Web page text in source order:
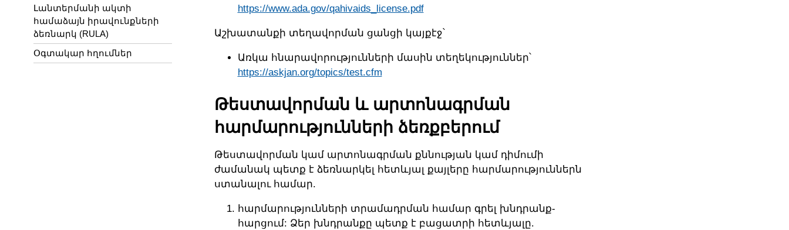
Լանտերմանի ակտի
համաձայն իրավունքների
ձեռնարկ (RULA)
Օգտակար հղումներ
https://www.ada.gov/qahivaids_license.pdf
Աշխատանքի տեղավորման ցանցի կայքէջ՝
Առկա հնարավորությունների մասին տեղեկություններ՝
https://askjan.org/topics/test.cfm
Թեստավորման և արտոնագրման
հարմարությունների ձեռքբերում
Թեստավորման կամ արտոնագրման քննության կամ դիմումի
ժամանակ պետք է ձեռնարկել հետևյալ քայլերը հարմարություններն
ստանալու համար.
հարմարությունների տրամադրման համար գրել խնդրանք-
հարցում: Ձեր խնդրանքը պետք է բացատրի հետևյալը.